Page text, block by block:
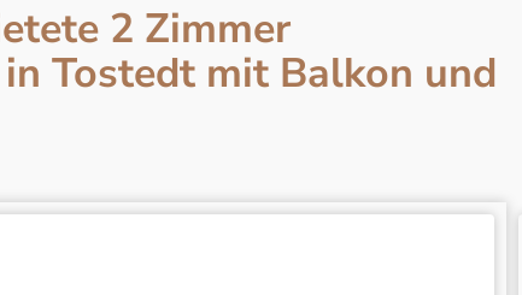
2 Zimmer
Tostedt mit Balkon und